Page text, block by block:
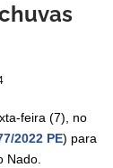
feira (7), no
2022 PE) para
Nado.